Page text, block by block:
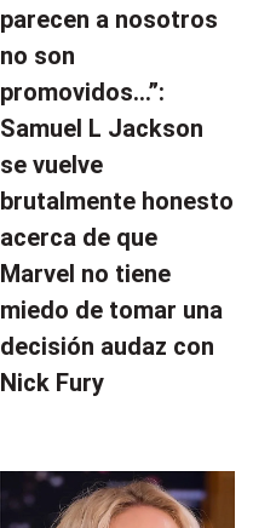
parecen a nosotros
no son
promovidos…”:
Samuel L Jackson
se vuelve
brutalmente honesto
acerca de que
Marvel no tiene
miedo de tomar una
decisión audaz con
Nick Fury